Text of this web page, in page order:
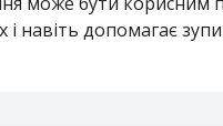
навіть допомагає